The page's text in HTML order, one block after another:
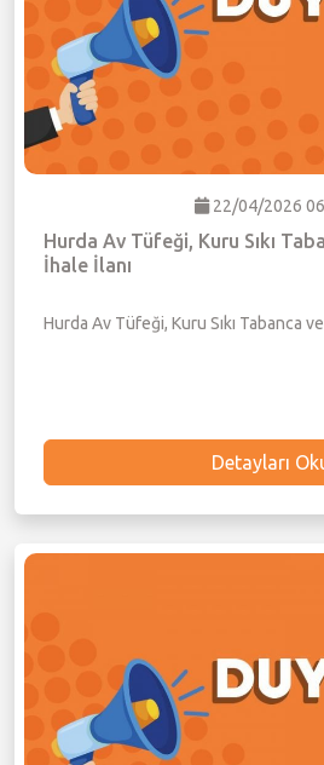
22/04/2026
Hurda Av Tüfeği, Kuru Sıkı
İhale İlanı
Detayları